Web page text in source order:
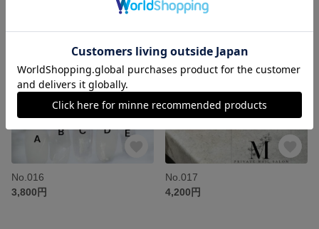
No.016
3,800円
No.017
4,200円